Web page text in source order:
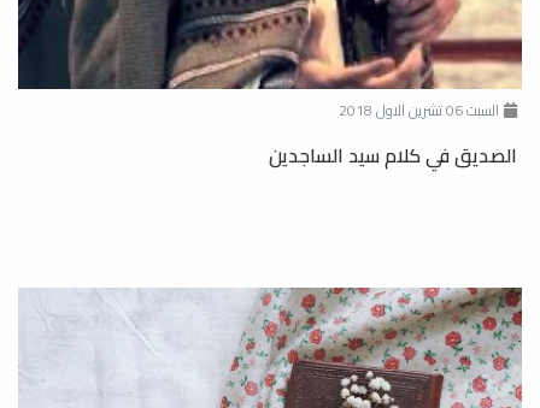
السبت 06 تشرين الاول 2018
الصديق في كلام سيد الساجدين